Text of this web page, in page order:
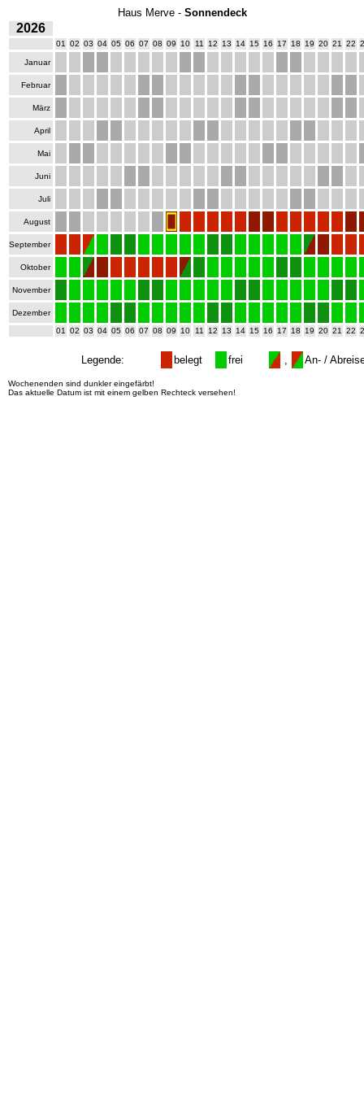
Haus Merve - Sonnendeck
2026
01 02 03 04 05 06 07 08 09 10 11 12 13 14 15 16 17 18 19 20 21 22
Januar
Februar
März
April
Mai
Juni
Juli
August
September
Oktober
November
Dezember
01
02 03 04 05 06 07 08 09 10 11 12 13 14 15 16 17 18 19 20 21 22
Legende: belegt frei , An- /
Wochenenden sind dunkler eingefärbt!
Das aktuelle Datum ist mit einem gelben Rechteck versehen!